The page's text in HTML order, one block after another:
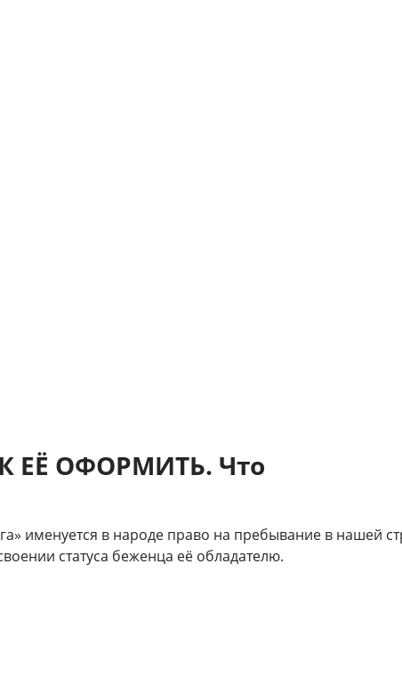
ЕЁ ОФОРМИТЬ. Что
именуется в народе право на пребывание в нашей
статуса беженца её обладателю.